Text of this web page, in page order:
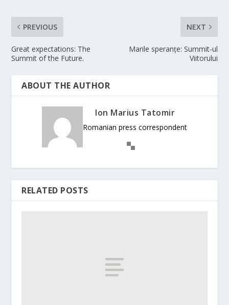
PREVIOUS
Great expectations: The
Summit of the Future.
NEXT
Marile speranțe: Summit-ul
Viitorului
ABOUT THE AUTHOR
Ion Marius Tatomir
Romanian press correspondent
RELATED POSTS